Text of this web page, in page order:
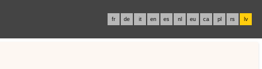
fr de it en es nl eu ca pl rs lv